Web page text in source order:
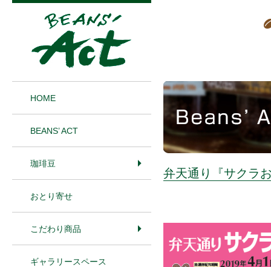
弁天通り『サクラ
HOME
BEANS’ ACT
珈琲豆
おとり寄せ
こだわり商品
ギャラリースペース